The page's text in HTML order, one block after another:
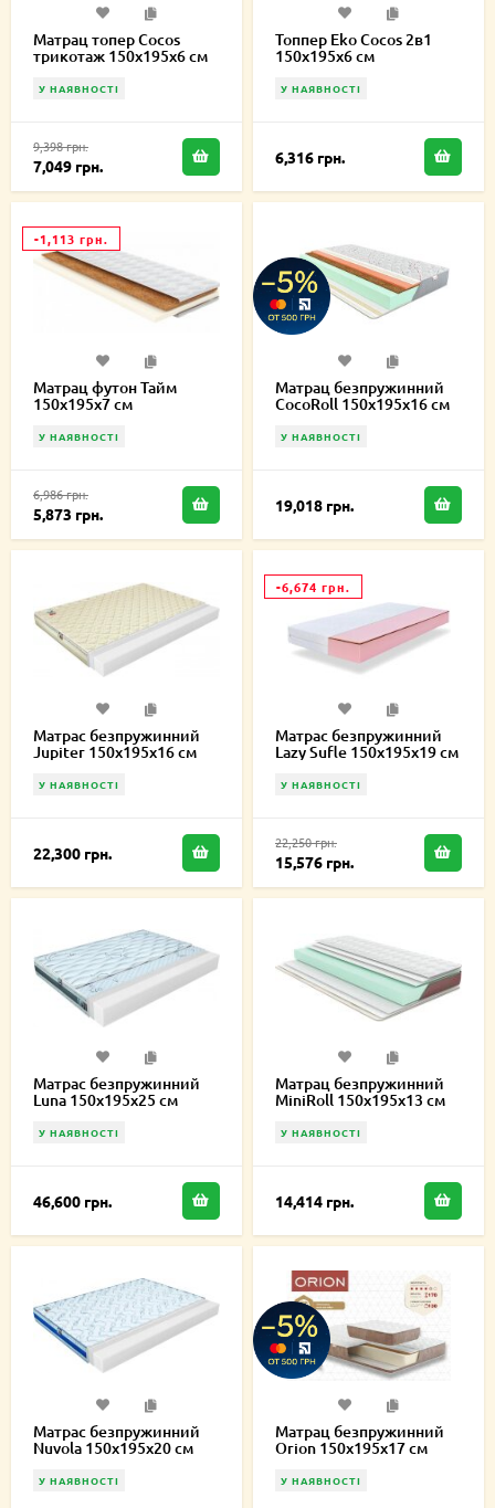
Матрац топер Cocos
трикотаж 150х195х6 см
У НАЯВНОСТІ
9,398 грн.
7,049 грн.
Топпер Eko Cocos 2в1
150х195х6 см
У НАЯВНОСТІ
6,316 грн.
-1,113 грн.
Матрац футон Тайм
150х195х7 см
У НАЯВНОСТІ
6,986 грн.
5,873 грн.
Матрац безпружинний
CocoRoll 150х195х16 см
У НАЯВНОСТІ
19,018 грн.
Матрас безпружинний
Jupiter 150х195х16 см
У НАЯВНОСТІ
22,300 грн.
-6,674 грн.
Матрас безпружинний
Lazy Sufle 150х195х19 см
У НАЯВНОСТІ
22,250 грн.
15,576 грн.
Матрас безпружинний
Luna 150х195х25 см
У НАЯВНОСТІ
46,600 грн.
Матрац безпружинний
MiniRoll 150х195х13 см
У НАЯВНОСТІ
14,414 грн.
Матрас безпружинний
Nuvola 150х195х20 см
У НАЯВНОСТІ
Матрац безпружинний
Orion 150х195х17 см
У НАЯВНОСТІ